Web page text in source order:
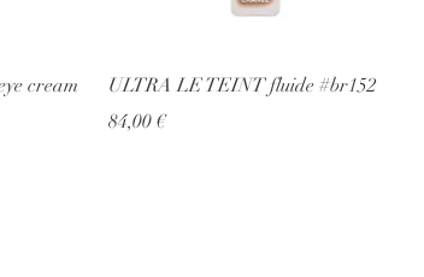
cream
ULTRA LE TEINT fluide #br152
Prezzo
84,00 €